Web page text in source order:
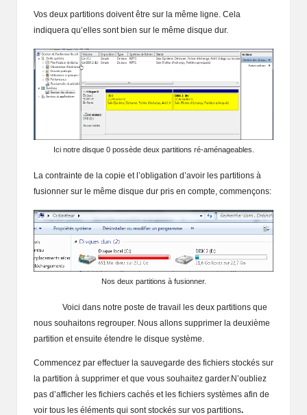
Vos deux partitions doivent être sur la même ligne. Cela
indiquera qu’elles sont bien sur le même disque dur.
Ici notre disque 0 possède deux partitions ré-aménageables.
La contrainte de la copie et l’obligation d’avoir les partitions à
fusionner sur le même disque dur pris en compte, commençons:
Nos deux partitions à fusionner.
Voici dans notre poste de travail les deux partitions que
nous souhaitons regrouper. Nous allons supprimer la deuxième
partition et ensuite étendre le disque système.
Commencez par effectuer la sauvegarde des fichiers stockés sur
la partition à supprimer et que vous souhaitez garder.N’oubliez
pas d’afficher les fichiers cachés et les fichiers systèmes afin de
voir tous les éléments qui sont stockés sur vos partitions.